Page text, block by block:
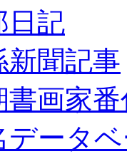
日記
新聞記事
書画家
データ